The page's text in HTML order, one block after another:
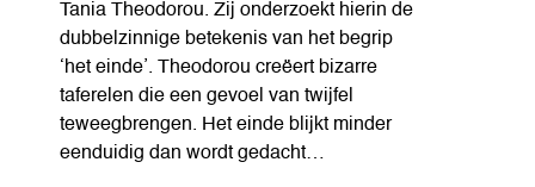
Tania Theodorou. Zij onderzoekt hierin de
dubbelzinnige betekenis van het begrip
‘het einde’. Theodorou creëert bizarre
taferelen die een gevoel van twijfel
teweegbrengen. Het einde blijkt minder
eenduidig dan wordt gedacht…